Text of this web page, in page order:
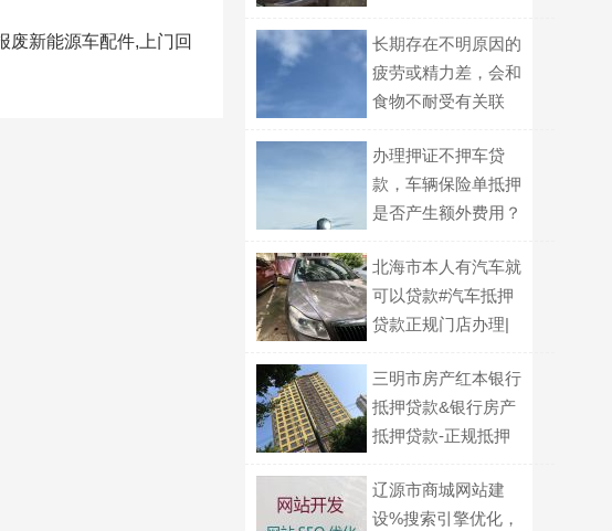
废新能源车配件,上门回
长期存在不明原因的
疲劳或精力差，会和
食物不耐受有关联
办理押证不押车贷
款，车辆保险单抵押
是否产生额外费用？
北海市本人有汽车就
可以贷款#汽车抵押
贷款正规门店办理|
三明市房产红本银行
抵押贷款&银行房产
抵押贷款-正规抵押
辽源市商城网站建
设%搜索引擎优化，